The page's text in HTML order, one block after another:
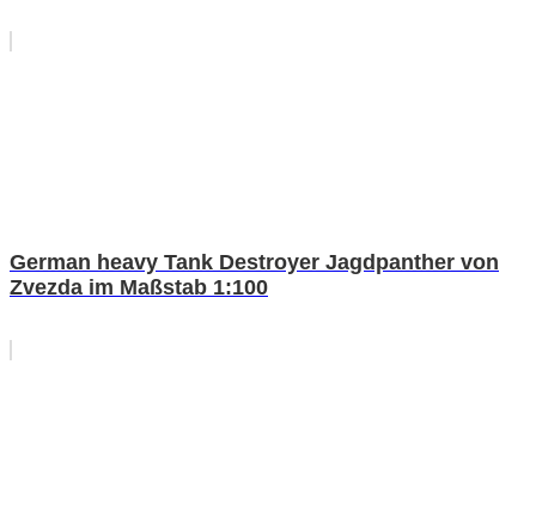
German heavy Tank Destroyer Jagdpanther von
Zvezda im Maßstab 1:100